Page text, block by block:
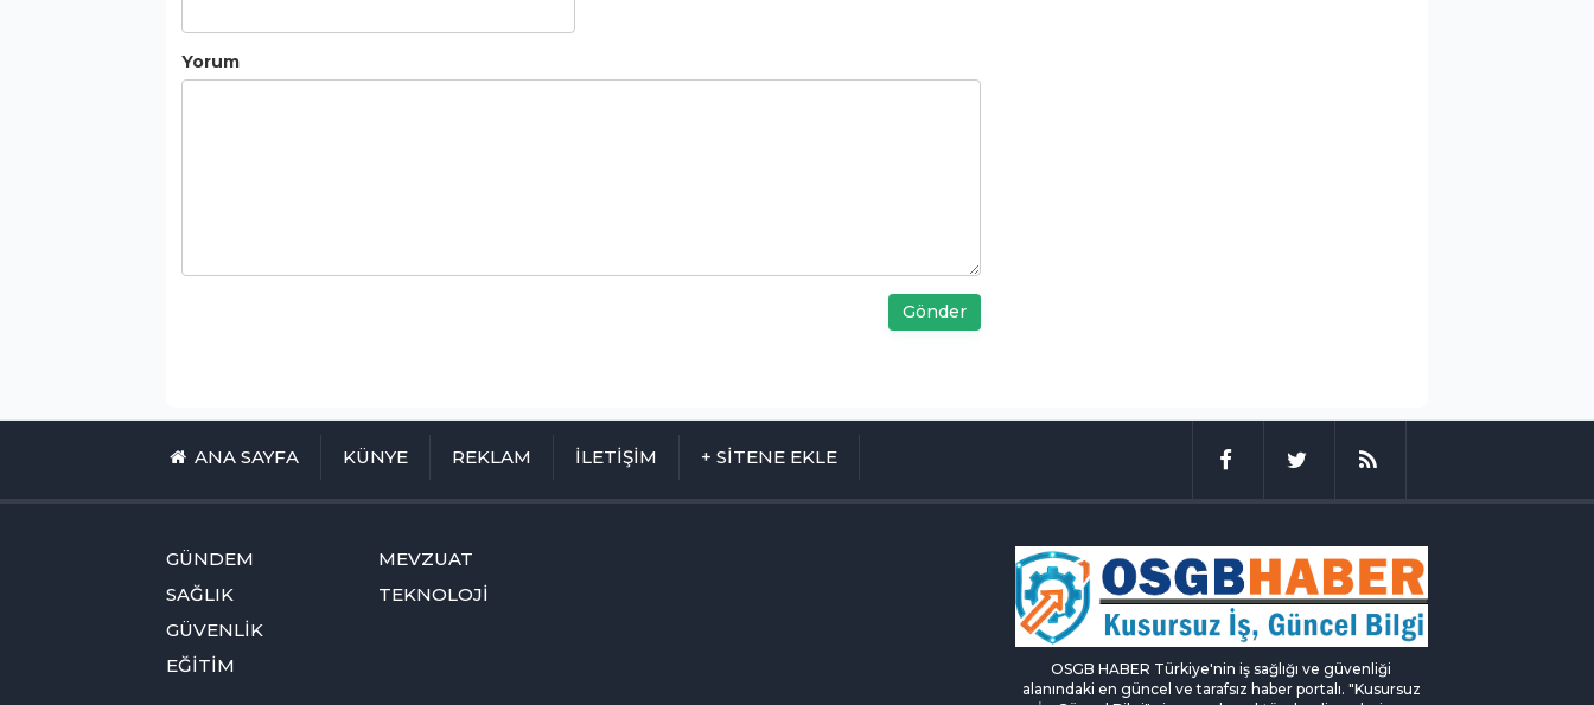
Yorum
Gönder
ANA SAYFA KÜNYE REKLAM İLETİŞİM + SİTENE EKLE
GÜNDEM
SAĞLIK
GÜVENLİK
EĞİTİM
MEVZUAT
TEKNOLOJİ
OSGB HABER Türkiye'nin iş sağlığı ve güvenliği
alanındaki en güncel ve tarafsız haber portalı. "Kusursuz